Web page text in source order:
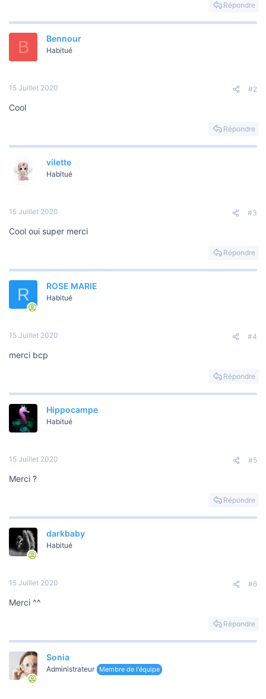
é
c
Répondre
B Bennour
Habitué
15 Juillet 2020 #2
Cool
Répondre
vilette
Habitué
15 Juillet 2020 #3
Cool oui super merci
Répondre
R ROSE MARIE
Habitué
15 Juillet 2020 #4
merci bcp
Répondre
Hippocampe
Habitué
15 Juillet 2020 #5
Merci ?
Répondre
darkbaby
Habitué
15 Juillet 2020 #6
Merci ^^
Répondre
Sonia
Administrateur Membre de l'équipe